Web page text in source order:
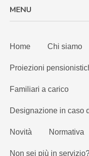
MENU
Home Chi siamo
Proiezioni
Familiari a carico
Designazione in caso
Novità Normativa
Non sei più in